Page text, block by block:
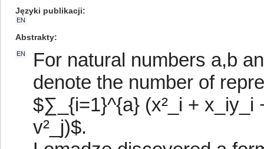
Języki publikacji
EN
Abstrakty
EN
For natural numbers a,b
denote the number of
$∑_{i=1}^{a} (x²_i + x_iy_i
v²_j)$.